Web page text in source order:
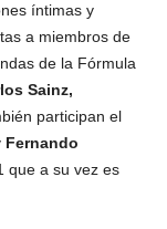
íntimas y
a miembros de
de la Fórmula
Sainz,
participan el
Fernando
que a su vez es